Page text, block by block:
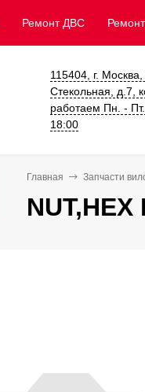
​Ремонт ДВС
115404, г.
Стекольная, д.7,
работаем Пн. -
18:00
Главная Запчасти